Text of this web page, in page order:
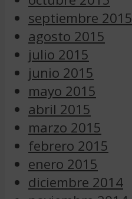
septiembre 2015
agosto 2015
julio 2015
junio 2015
mayo 2015
abril 2015
marzo 2015
febrero 2015
enero 2015
diciembre 2014